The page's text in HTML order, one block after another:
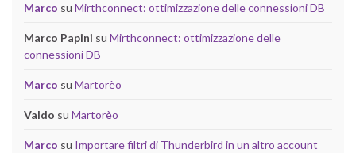
Marco su Mirthconnect: ottimizzazione delle connessioni DB
Marco Papini su Mirthconnect: ottimizzazione delle
connessioni DB
Marco su Martorèo
Valdo su Martorèo
Marco su Importare filtri di Thunderbird in un altro account